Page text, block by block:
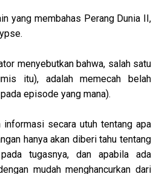
yang membahas Perang Dunia II,
menyebutkan bahwa, salah satu
itu), adalah memecah belah
episode yang mana).
secara utuh tentang apa
hanya akan diberi tahu tentang
tugasnya, dan apabila ada
mudah menghancurkan dari